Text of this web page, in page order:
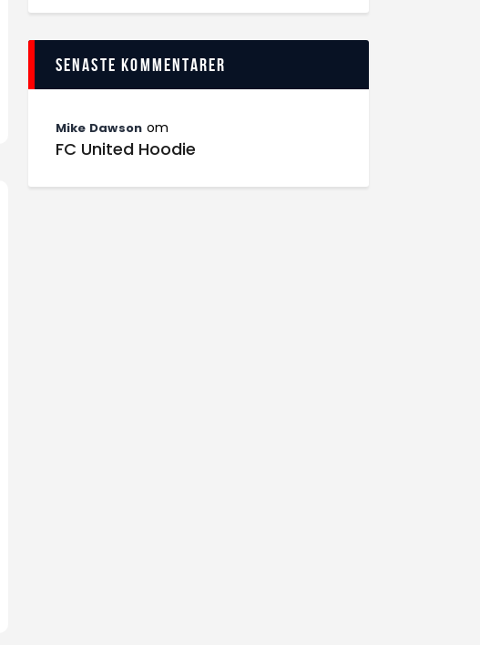
Senaste kommentarer
Mike Dawson om
FC United Hoodie